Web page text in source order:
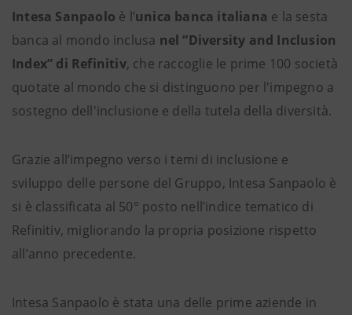
Intesa Sanpaolo è l’unica banca italiana e la sesta
banca al mondo inclusa nel “Diversity and Inclusion
Index” di Refinitiv, che raccoglie le prime 100 società
quotate al mondo che si distinguono per l'impegno a
sostegno dell'inclusione e della tutela della diversità.
Grazie all’impegno verso i temi di inclusione e
sviluppo delle persone del Gruppo, Intesa Sanpaolo è
si è classificata al 50° posto nell’indice tematico di
Refinitiv, migliorando la propria posizione rispetto
all’anno precedente.
Intesa Sanpaolo è stata una delle prime aziende in